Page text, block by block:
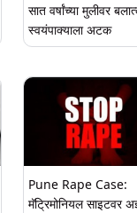
सात वर्षांच्या मुलीवर
स्वयंपाक्याला अटक
Pune Rape Case:
मॅट्रिमोनियल साइटवर